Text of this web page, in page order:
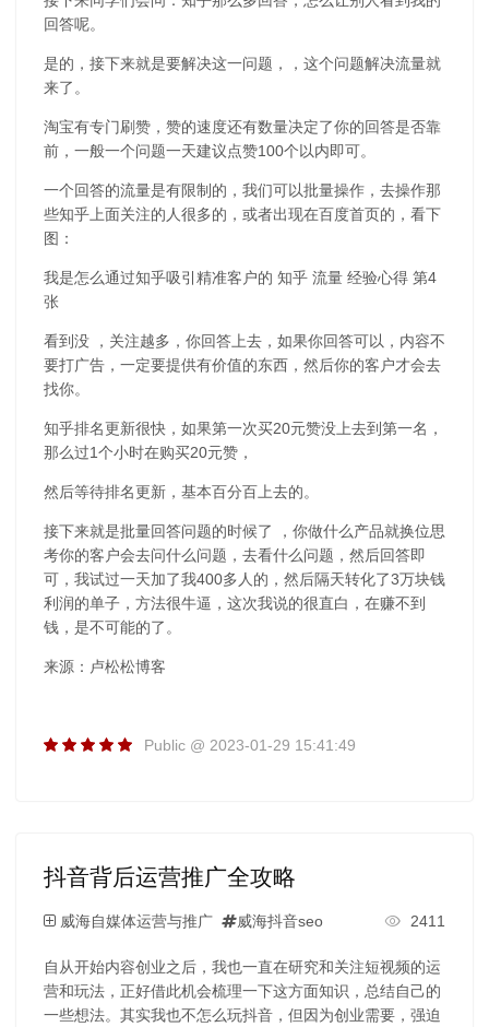
回答呢。
是的，接下来就是要解决这一问题，，这个问题解决流量就
来了。
淘宝有专门刷赞，赞的速度还有数量决定了你的回答是否靠
前，一般一个问题一天建议点赞100个以内即可。
一个回答的流量是有限制的，我们可以批量操作，去操作那
些知乎上面关注的人很多的，或者出现在百度首页的，看下
图：
我是怎么通过知乎吸引精准客户的 知乎 流量 经验心得 第4
张
看到没 ，关注越多，你回答上去，如果你回答可以，内容不
要打广告，一定要提供有价值的东西，然后你的客户才会去
找你。
知乎排名更新很快，如果第一次买20元赞没上去到第一名，
那么过1个小时在购买20元赞，
然后等待排名更新，基本百分百上去的。
接下来就是批量回答问题的时候了 ，你做什么产品就换位思
考你的客户会去问什么问题，去看什么问题，然后回答即
可，我试过一天加了我400多人的，然后隔天转化了3万块钱
利润的单子，方法很牛逼，这次我说的很直白，在赚不到
钱，是不可能的了。
来源：卢松松博客
Public @ 2023-01-29 15:41:49
抖音背后运营推广全攻略
威海自媒体运营与推广 威海抖音seo 2411
自从开始内容创业之后，我也一直在研究和关注短视频的运
营和玩法，正好借此机会梳理一下这方面知识，总结自己的
一些想法。其实我也不怎么玩抖音，但因为创业需要，强迫